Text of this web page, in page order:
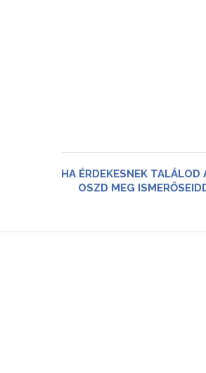
HA ÉRDEKESNEK TALÁLOD
OSZD MEG